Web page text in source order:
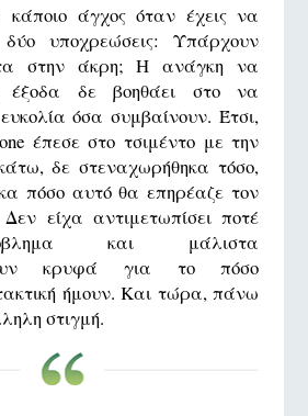
άγχος όταν έχεις να
δύο υποχρεώσεις: Υπάρχουν
στην άκρη; Η ανάγκη να
έξοδα δε βοηθάει στο να
όσα συμβαίνουν. Έτσι,
έπεσε στο τσιμέντο με την
δε στεναχωρήθηκα τόσο,
πόσο αυτό θα επηρέαζε τον
είχα αντιμετωπίσει ποτέ
και μάλιστα
κρυφά για το πόσο
ήμουν. Και τώρα, πάνω
στιγμή.